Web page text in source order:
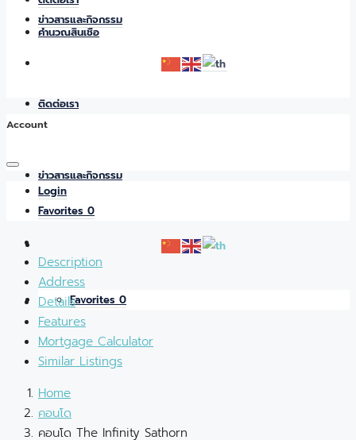
คำนวณสินเชื่อ
ติดต่อเรา
ข่าวสารและกิจกรรม
Favorites 0
ข่าวสารและกิจกรรม
Account
Login
Favorites 0
Description
Address
Details
Features
Mortgage Calculator
Similar Listings
Home
คอนโด
คอนโด The Infinity Sathorn